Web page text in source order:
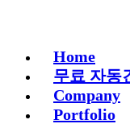
Home
무료 자동
Company
Portfolio